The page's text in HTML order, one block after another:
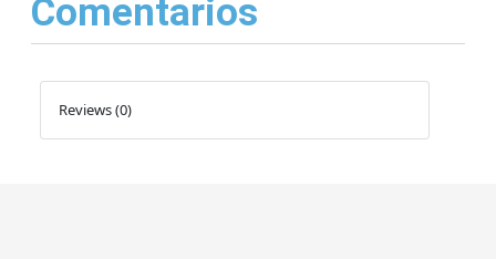
Comentarios
Reviews (0)